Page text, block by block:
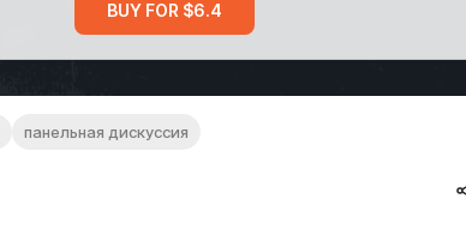
BUY FOR $6.4
панельная дискуссия